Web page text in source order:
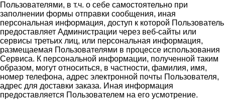
Пользователями, в т.ч. о себе самостоятельно при
заполнении формы отправки сообщения, иная
персональная информация, доступ к которой Пользователь
предоставляет Администрации через веб-сайты или
сервисы третьих лиц, или персональная информация,
размещаемая Пользователями в процессе использования
Сервиса. К персональной информации, полученной таким
образом, могут относиться, в частности, фамилия, имя,
номер телефона, адрес электронной почты Пользователя,
адрес для доставки заказа. Иная информация
предоставляется Пользователем на его усмотрение.